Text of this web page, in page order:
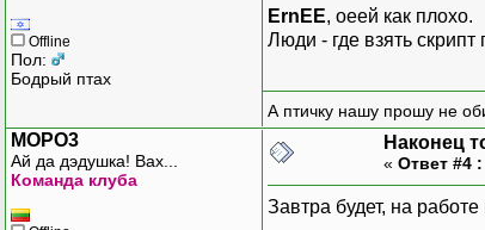
Offline
Пол:
Бодрый птах
ErnEE, оеей как плохо.
Люди - где взять
А птичку нашу прошу не
MOPO3
Ай да дэдушка! Вах...
Команда клуба
Наконец
« Ответ #4 :
Завтра будет, на